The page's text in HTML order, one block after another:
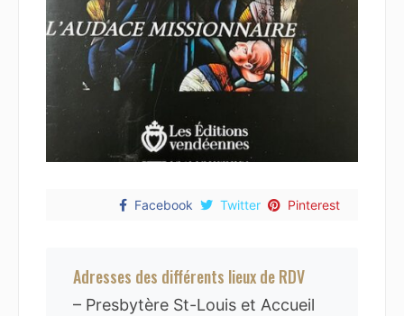
Facebook Twitter Pinterest
Adresses des différents lieux de RDV
– Presbytère St-Louis et Accueil